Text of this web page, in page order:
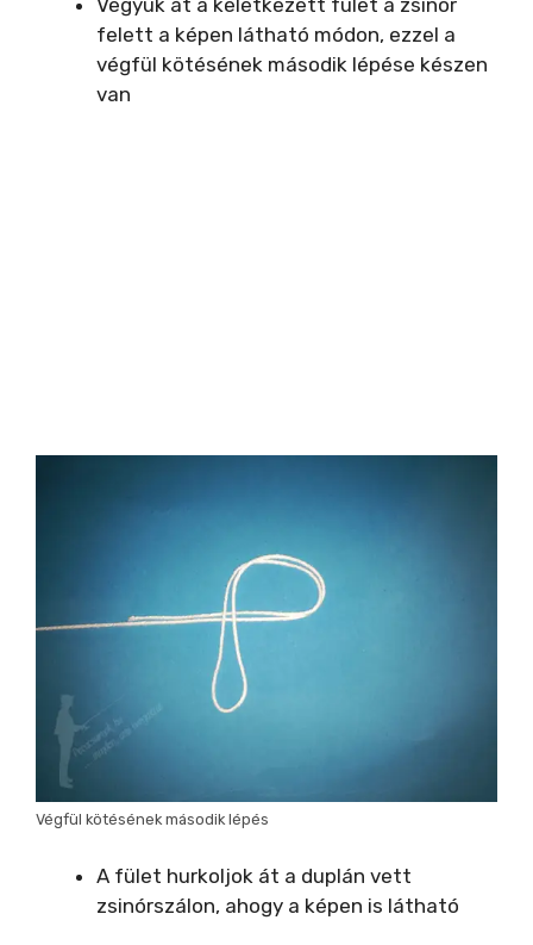
felett a képen látható módon, ezzel a
végfül kötésének második lépése készen
van
Végfül kötésének második lépés
A fület hurkoljok át a duplán vett
zsinórszálon, ahogy a képen is látható